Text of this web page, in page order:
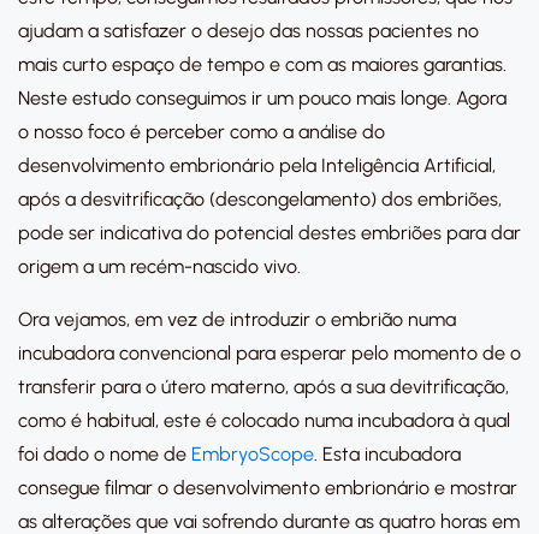
ajudam a satisfazer o desejo das nossas pacientes no
mais curto espaço de tempo e com as maiores garantias.
Neste estudo conseguimos ir um pouco mais longe. Agora
o nosso foco é perceber como a análise do
desenvolvimento embrionário pela Inteligência Artificial,
após a desvitrificação (descongelamento) dos embriões,
pode ser indicativa do potencial destes embriões para dar
origem a um recém-nascido vivo.
Ora vejamos, em vez de introduzir o embrião numa
incubadora convencional para esperar pelo momento de o
transferir para o útero materno, após a sua devitrificação,
como é habitual, este é colocado numa incubadora à qual
foi dado o nome de EmbryoScope. Esta incubadora
consegue filmar o desenvolvimento embrionário e mostrar
as alterações que vai sofrendo durante as quatro horas em